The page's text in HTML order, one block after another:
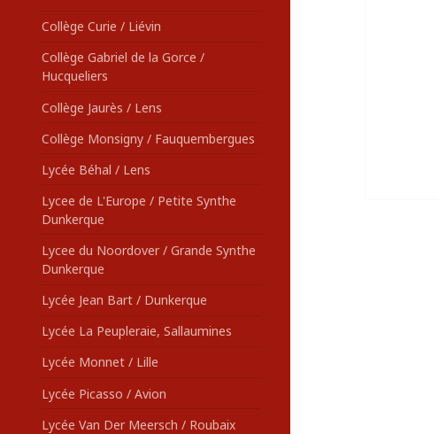
Collège Curie / Liévin
Collège Gabriel de la Gorce /
Hucqueliers
Collège Jaurès / Lens
Collège Monsigny / Fauquembergues
Lycée Béhal / Lens
Lycee de L'Europe / Petite Synthe
Dunkerque
Lycee du Noordover / Grande Synthe
Dunkerque
Lycée Jean Bart / Dunkerque
Lycée La Peupleraie, Sallaumines
Lycée Monnet / Lille
Lycée Picasso / Avion
Lycée Van Der Meersch / Roubaix